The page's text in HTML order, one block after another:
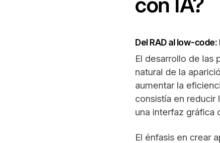
Del RAD al low-
El desarrollo de las
natural de la
aumentar la
consistía en reducir
una interfaz gráfica
El énfasis en crear